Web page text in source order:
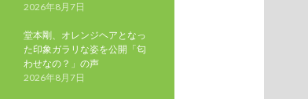
2026年8月7日
堂本剛、オレンジヘアとなっ
た印象ガラリな姿を公開「匂
わせなの？」の声
2026年8月7日